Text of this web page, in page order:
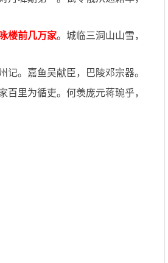
楼前几万家。城临三洞山山雪，
记。嘉鱼吴献臣，巴陵邓宗器。
百里为循吏。何羡庞元蒋琬乎，